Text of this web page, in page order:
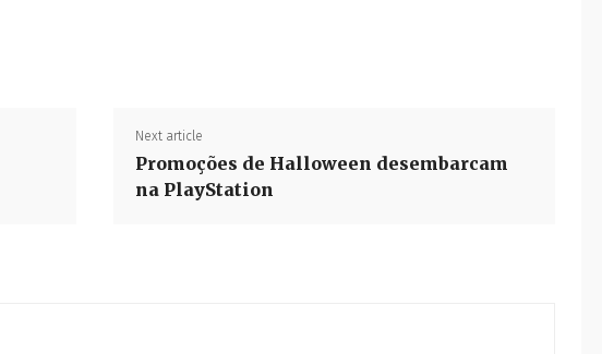
Next article
Promoções de Halloween desembarcam
na PlayStation